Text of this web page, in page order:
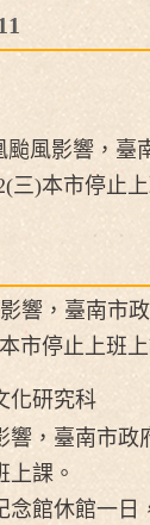
響，臺南市
本市停止上班上
化研究科
響，臺南市政
上課。
念館休館一日